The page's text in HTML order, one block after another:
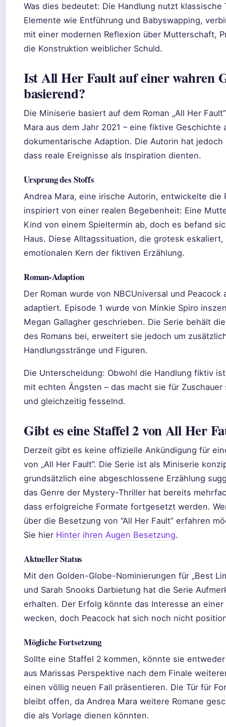
Was dies bedeutet: Die Handlung nutzt klassische
Elemente wie Entführung und Babyswapping,
mit einer modernen Reflexion über Mutterschaft,
die Konstruktion weiblicher Schuld.
Ist All Her Fault auf einer wahren
basierend?
Die Miniserie basiert auf dem Roman „All Her
Mara aus dem Jahr 2021 – eine fiktive Geschichte
dokumentarische Adaption. Die Autorin hat jedoch
dass reale Ereignisse als Inspiration dienten.
Ursprung des Stoffs
Andrea Mara, eine irische Autorin, entwickelte die
inspiriert von einer realen Begebenheit: Eine
Kind von einem Spieltermin ab, doch es befand
Haus. Diese Alltagssituation, die grotesk
emotionalen Kern der fiktiven Erzählung.
Roman-Adaption
Der Roman wurde von NBCUniversal und Peacock
adaptiert. Episode 1 wurde von Minkie Spiro
Megan Gallagher geschrieben. Die Serie behält
des Romans bei, erweitert sie jedoch um
Handlungsstränge und Figuren.
Die Unterscheidung: Obwohl die Handlung fiktiv
mit echten Ängsten – das macht sie für
und gleichzeitig fesselnd.
Gibt es eine Staffel 2 von All Her
Derzeit gibt es keine offizielle Ankündigung für
von „All Her Fault”. Die Serie ist als Miniserie
grundsätzlich eine abgeschlossene Erzählung
das Genre der Mystery-Thriller hat bereits
dass erfolgreiche Formate fortgesetzt werden.
über die Besetzung von “All Her Fault” erfahren
Sie hier Hinter ihren Augen Besetzung.
Aktueller Status
Mit den Golden-Globe-Nominierungen für „Best
und Sarah Snooks Darbietung hat die Serie
erhalten. Der Erfolg könnte das Interesse an
wecken, doch Peacock hat sich noch nicht
Mögliche Fortsetzung
Sollte eine Staffel 2 kommen, könnte sie
aus Marissas Perspektive nach dem Finale
einen völlig neuen Fall präsentieren. Die Tür für
bleibt offen, da Andrea Mara weitere Romane
die als Vorlage dienen könnten.